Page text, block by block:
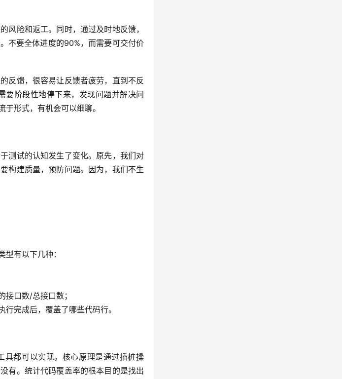
风险和返工。同时，通过及时地反馈，
不要全体进度的90%，而需要可交付价
反馈，很容易让反馈者疲劳，直到不反
要阶段性地停下来，发现问题并解决问
形式，有机会可以细聊。
测试的认知发生了变化。原先，我们对
构建质量，预防问题。因为，我们不生
有以下几种：
口数/总接口数；
完成后，覆盖了哪些代码行。
都可以实现。核心原理是通过插桩操
有。统计代码覆盖率的根本目的是找出